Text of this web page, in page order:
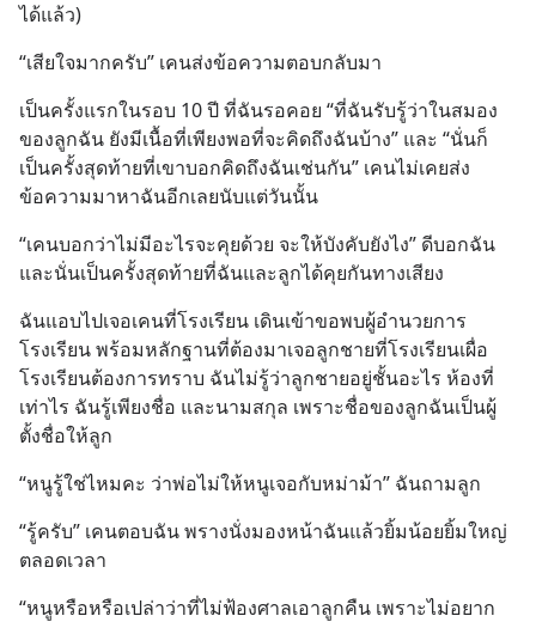
ได้แล้ว)
“เสียใจมากครับ” เคนส่งข้อความตอบกลับมา
เป็นครั้งแรกในรอบ 10 ปี ที่ฉันรอคอย “ที่ฉันรับรู้ว่าในสมอง
ของลูกฉัน ยังมีเนื้อที่เพียงพอที่จะคิดถึงฉันบ้าง” และ “นั่นก็
เป็นครั้งสุดท้ายที่เขาบอกคิดถึงฉันเช่นกัน” เคนไม่เคยส่ง
ข้อความมาหาฉันอีกเลยนับแต่วันนั้น
“เคนบอกว่าไม่มีอะไรจะคุยด้วย จะให้บังคับยังไง” ดีบอกฉัน
และนั่นเป็นครั้งสุดท้ายที่ฉันและลูกได้คุยกันทางเสียง
ฉันแอบไปเจอเคนที่โรงเรียน เดินเข้าขอพบผู้อำนวยการ
โรงเรียน พร้อมหลักฐานที่ต้องมาเจอลูกชายที่โรงเรียนเผื่อ
โรงเรียนต้องการทราบ ฉันไม่รู้ว่าลูกชายอยู่ชั้นอะไร ห้องที่
เท่าไร ฉันรู้เพียงชื่อ และนามสกุล เพราะชื่อของลูกฉันเป็นผู้
ตั้งชื่อให้ลูก
“หนูรู้ใช่ไหมคะ ว่าพ่อไม่ให้หนูเจอกับหม่าม้า” ฉันถามลูก
“รู้ครับ” เคนตอบฉัน พรางนั่งมองหน้าฉันแล้วยิ้มน้อยยิ้มใหญ่
ตลอดเวลา
“หนูหรือหรือเปล่าว่าที่ไม่ฟ้องศาลเอาลูกคืน เพราะไม่อยาก